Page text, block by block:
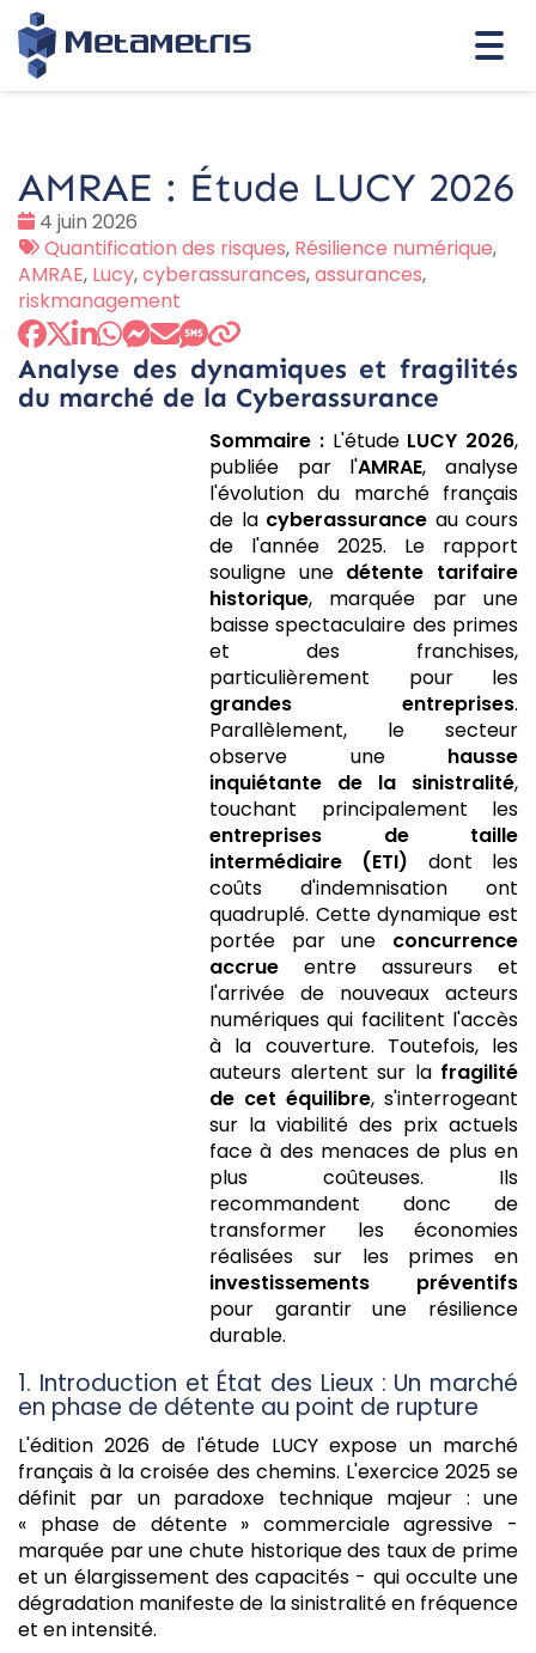
AMRAE : Étude LUCY 2026
Date
:
4 juin 2026
Tags
:
Quantification des risques, Résilience numérique,
AMRAE, Lucy,cyberassurances,assurances,
riskmanagement
Analyse des dynamiques et fragilités
du marché de la Cyberassurance
Sommaire : L'étude LUCY 2026,
publiée par l'AMRAE, analyse
l'évolution du marché français
de la cyberassurance au cours
de l'année 2025. Le rapport
souligne une détente tarifaire
historique, marquée par une
baisse spectaculaire des primes
et des franchises,
particulièrement pour les
grandes entreprises.
Parallèlement, le secteur
observe une hausse
inquiétante de la sinistralité,
touchant principalement les
entreprises de taille
intermédiaire (ETI) dont les
coûts d'indemnisation ont
quadruplé. Cette dynamique est
portée par une concurrence
accrue entre assureurs et
l'arrivée de nouveaux acteurs
numériques qui facilitent l'accès
à la couverture. Toutefois, les
auteurs alertent sur la fragilité
de cet équilibre, s'interrogeant
sur la viabilité des prix actuels
face à des menaces de plus en
plus coûteuses. Ils
recommandent donc de
transformer les économies
réalisées sur les primes en
investissements préventifs
pour garantir une résilience
durable.
1. Introduction et État des Lieux : Un marché
en phase de détente au point de rupture
L'édition 2026 de l'étude LUCY expose un marché
français à la croisée des chemins. L'exercice 2025 se
définit par un paradoxe technique majeur : une
« phase de détente » commerciale agressive -
marquée par une chute historique des taux de prime
et un élargissement des capacités - qui occulte une
dégradation manifeste de la sinistralité en fréquence
et en intensité.